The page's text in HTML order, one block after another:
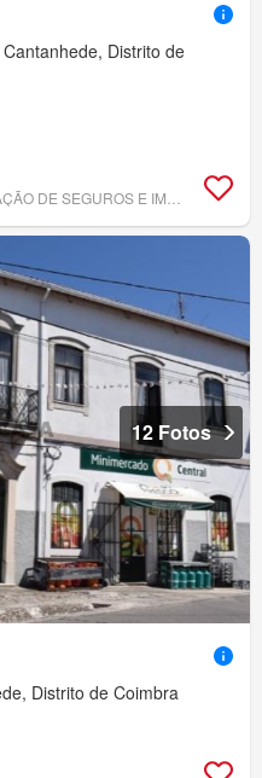
Distrito de
12 Fotos
Distrito de Coimbra